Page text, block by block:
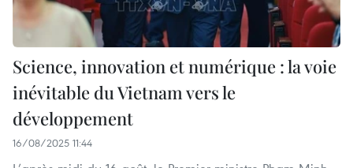
Science, innovation et numérique : la voie
inévitable du Vietnam vers le
développement
16/08/2025 11:44